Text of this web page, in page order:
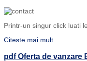
Printr-un singur click luati
Citeste mai mult
pdf Oferta de vanzare